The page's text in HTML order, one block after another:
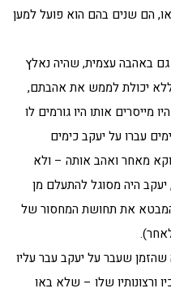
הם שנים בהם הוא פועל למען
באהבה עצמית, שהיה נאלץ
יכולת לממש את אהבתם,
מייסרים אותו היו גורמים לו
עברו על יעקב כימים
מאחר ואהב אותה – ולא
היה מסוגל להתעלם מן
את תחושת המחסור של
שעבר על יעקב עבר עליו
שלו – שלא באו